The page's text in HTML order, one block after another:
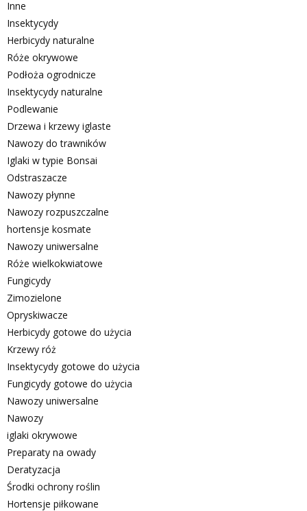
Inne
Insektycydy
Herbicydy naturalne
Róże okrywowe
Podłoża ogrodnicze
Insektycydy naturalne
Podlewanie
Drzewa i krzewy iglaste
Nawozy do trawników
Iglaki w typie Bonsai
Odstraszacze
Nawozy płynne
Nawozy rozpuszczalne
hortensje kosmate
Nawozy uniwersalne
Róże wielkokwiatowe
Fungicydy
Zimozielone
Opryskiwacze
Herbicydy gotowe do użycia
Krzewy róż
Insektycydy gotowe do użycia
Fungicydy gotowe do użycia
Nawozy uniwersalne
Nawozy
iglaki okrywowe
Preparaty na owady
Deratyzacja
Środki ochrony roślin
Hortensje piłkowane